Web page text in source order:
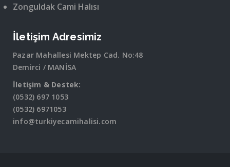
Zonguldak Cami Halısı
İletişim Adresimiz
Pazar Mahallesi Mektep Cad. No:48
Demirci / MANİSA
İletişim & Destek:
(0532) 697 1053
(0532) 6971053
info@turkiyecamihalisi.com